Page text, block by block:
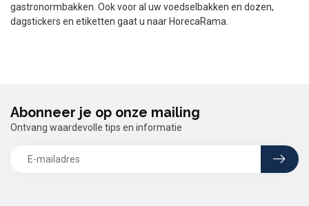
gastronormbakken. Ook voor al uw voedselbakken en dozen,
dagstickers en etiketten gaat u naar HorecaRama.
Abonneer je op onze mailing
Ontvang waardevolle tips en informatie